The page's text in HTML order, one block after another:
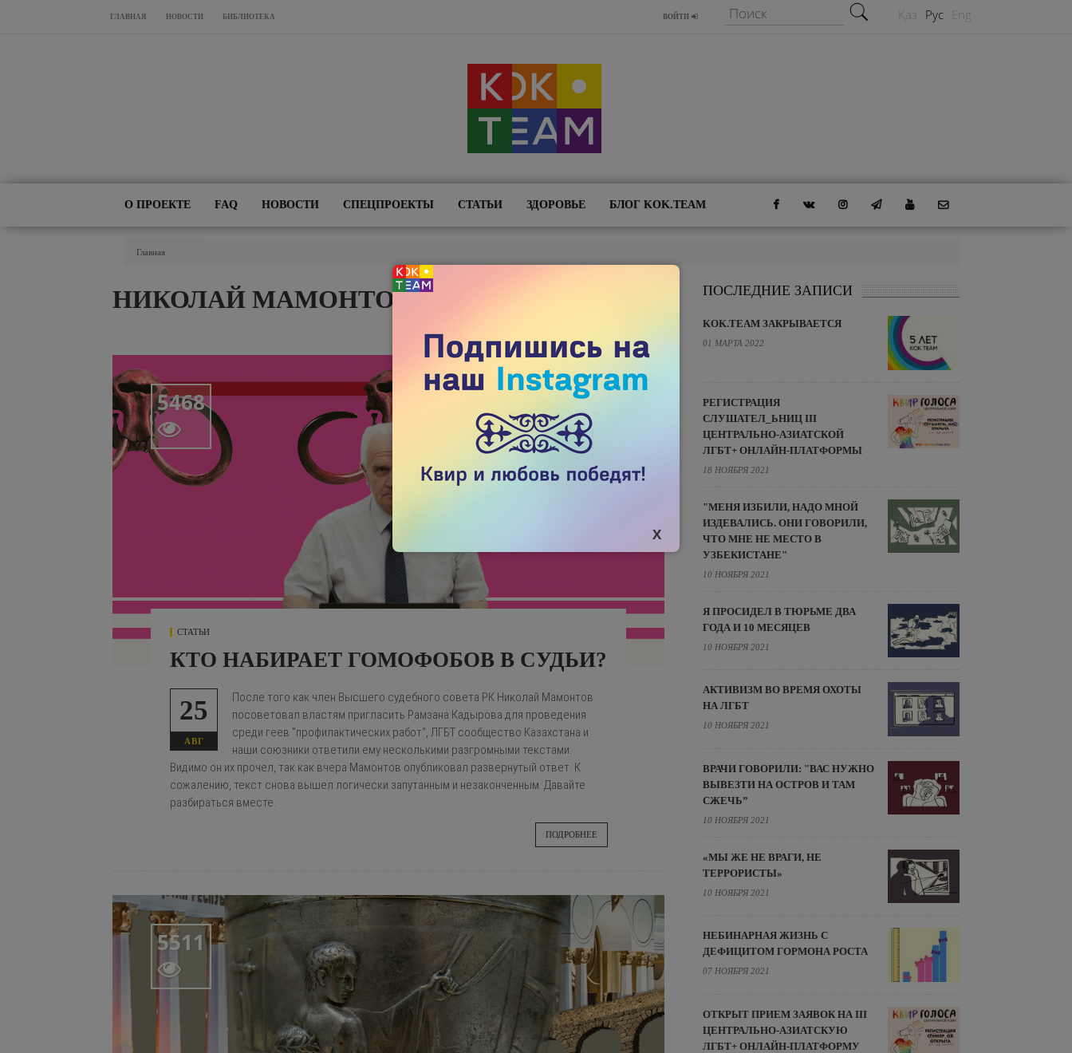
Перейти к основному содержанию
ГЛАВНАЯ НОВОСТИ БИБЛИОТЕКА ВОЙТИ
Форма поиска
Поиск Қаз Рус Eng
О ПРОЕКТЕ FAQ НОВОСТИ СПЕЦПРОЕКТЫ СТАТЬИ ЗДОРОВЬЕ БЛОГ KOK.TEAM
Главная
НИКОЛАЙ МАМОНТОВ
5468

СТАТЬИ
КТО НАБИРАЕТ ГОМОФОБОВ В СУДЬИ?
25
АВГ
После того как член Высшего судебного совета РК Николай Мамонтов
посоветовал властям пригласить Рамзана Кадырова для проведения
среди геев "профилактических работ", ЛГБТ сообщество Казахстана и
наши союзники ответили ему несколькими разгромными текстами.
Видимо он их прочел, так как вчера Мамонтов опубликовал развернутый ответ. К
сожалению, текст снова вышел логически запутанным и незаконченным. Давайте
разбираться вместе.
ПОДРОБНЕЕ
5511

ПОСЛЕДНИЕ ЗАПИСИ
KOK.TEAM ЗАКРЫВАЕТСЯ
01 МАРТА 2022
РЕГИСТРАЦИЯ
СЛУШАТЕЛ_ЬНИЦ III
ЦЕНТРАЛЬНО-АЗИАТСКОЙ
ЛГБТ+ ОНЛАЙН-ПЛАТФОРМЫ
18 НОЯБРЯ 2021
"МЕНЯ ИЗБИЛИ, НАДО МНОЙ
ИЗДЕВАЛИСЬ. ОНИ ГОВОРИЛИ,
ЧТО МНЕ НЕ МЕСТО В
УЗБЕКИСТАНЕ"
10 НОЯБРЯ 2021
Я ПРОСИДЕЛ В ТЮРЬМЕ ДВА
ГОДА И 10 МЕСЯЦЕВ
10 НОЯБРЯ 2021
АКТИВИЗМ ВО ВРЕМЯ ОХОТЫ
НА ЛГБТ
10 НОЯБРЯ 2021
ВРАЧИ ГОВОРИЛИ: "ВАС НУЖНО
ВЫВЕЗТИ НА ОСТРОВ И ТАМ
СЖЕЧЬ”
10 НОЯБРЯ 2021
«МЫ ЖЕ НЕ ВРАГИ, НЕ
ТЕРРОРИСТЫ»
10 НОЯБРЯ 2021
НЕБИНАРНАЯ ЖИЗНЬ С
ДЕФИЦИТОМ ГОРМОНА РОСТА
07 НОЯБРЯ 2021
ОТКРЫТ ПРИЕМ ЗАЯВОК НА III
ЦЕНТРАЛЬНО-АЗИАТСКУЮ
ЛГБТ+ ОНЛАЙН-ПЛАТФОРМУ